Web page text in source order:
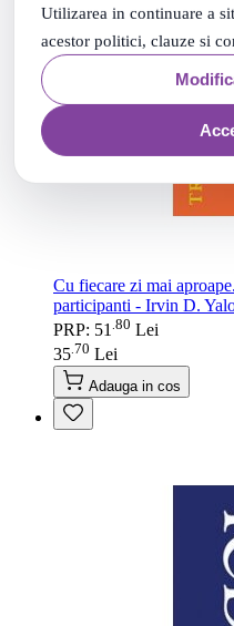
Utilizarea in continuare a
acestor politici, clauze si
Cu fiecare zi mai
participanti - Irvin D.
PRP: 51 80 Lei
35 70 Lei
Adauga in cos